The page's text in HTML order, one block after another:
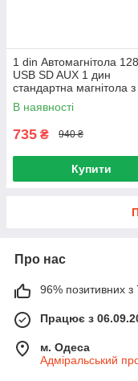
1 din Автомагнітола
USB SD AUX 1 дин
стандартна магнітола з
гарним звуком в Ланос
В наявності
735 ₴ 940 ₴
Купити
Про нас
96% позитивних з
Працює з
м. Одеса
Адміральський